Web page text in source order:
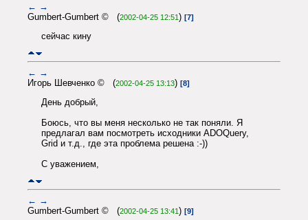
← →
Gumbert-Gumbert © (2002-04-25 12:51) [7]
сейчас кину
← →
Игорь Шевченко © (2002-04-25 13:13) [8]
День добрый,
Боюсь, что вы меня несколько не так поняли. Я
предлагал вам посмотреть исходники ADOQuery,
Grid и т.д., где эта проблема решена :-))
С уважением,
← →
Gumbert-Gumbert © (2002-04-25 13:41) [9]